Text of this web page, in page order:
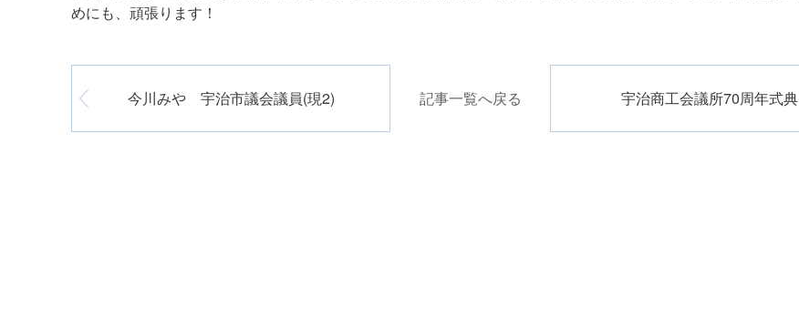
めにも、頑張ります！
今川みや 宇治市議会議員(現2) 記事一覧へ戻る 宇治商工会議所70周年式典